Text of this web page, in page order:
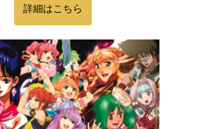
詳細はこちら